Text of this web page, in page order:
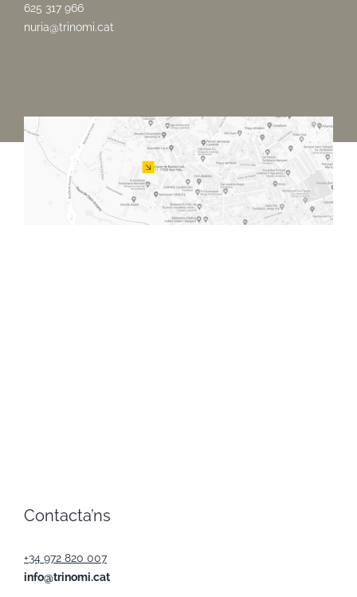
625 317 966
nuria@trinomi.cat
Contacta’ns
+34 972 820 007
info@trinomi.cat